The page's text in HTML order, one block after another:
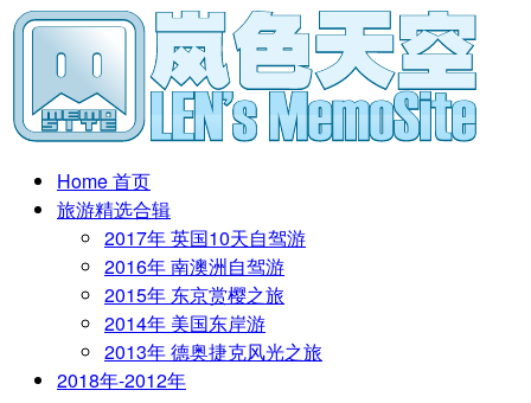
Home 首页
旅游精选合辑
2017年 英国10天自驾游
2016年 南澳洲自驾游
2015年 东京赏樱之旅
2014年 美国东岸游
2013年 德奥捷克风光之旅
2018年-2012年